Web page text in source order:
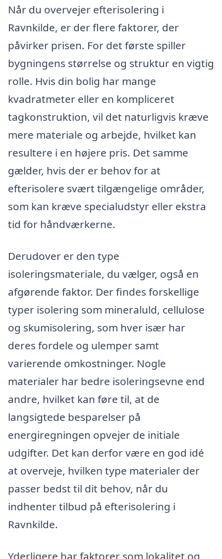
Når du overvejer efterisolering i
Ravnkilde, er der flere faktorer, der
påvirker prisen. For det første spiller
bygningens størrelse og struktur en vigtig
rolle. Hvis din bolig har mange
kvadratmeter eller en kompliceret
tagkonstruktion, vil det naturligvis kræve
mere materiale og arbejde, hvilket kan
resultere i en højere pris. Det samme
gælder, hvis der er behov for at
efterisolere svært tilgængelige områder,
som kan kræve specialudstyr eller ekstra
tid for håndværkerne.
Derudover er den type
isoleringsmateriale, du vælger, også en
afgørende faktor. Der findes forskellige
typer isolering som mineraluld, cellulose
og skumisolering, som hver især har
deres fordele og ulemper samt
varierende omkostninger. Nogle
materialer har bedre isoleringsevne end
andre, hvilket kan føre til, at de
langsigtede besparelser på
energiregningen opvejer de initiale
udgifter. Det kan derfor være en god idé
at overveje, hvilken type materialer der
passer bedst til dit behov, når du
indhenter tilbud på efterisolering i
Ravnkilde.
Yderligere har faktorer som lokalitet og